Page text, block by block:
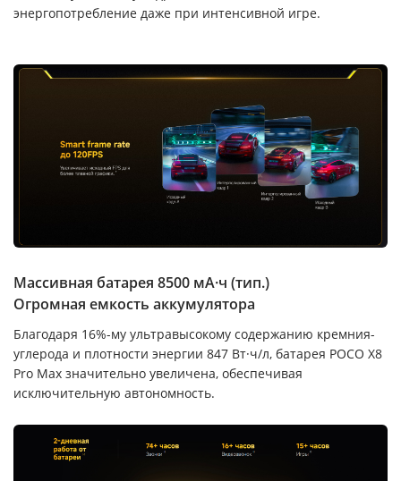
энергопотребление даже при интенсивной игре.
Массивная батарея 8500 мА·ч (тип.)
Огромная емкость аккумулятора
Благодаря 16%-му ультравысокому содержанию кремния-
углерода и плотности энергии 847 Вт·ч/л, батарея POCO X8
Pro Max значительно увеличена, обеспечивая
исключительную автономность.